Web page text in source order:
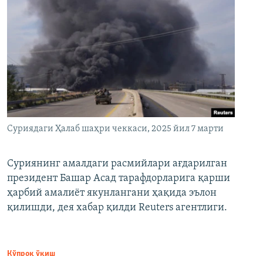
Суриядаги Ҳалаб шаҳри чеккаси, 2025 йил 7 марти
Суриянинг амалдаги расмийлари ағдарилган
президент Башар Асад тарафдорларига қарши
ҳарбий амалиёт якунлангани ҳақида эълон
қилишди, дея хабар қилди Reuters агентлиги.
Кўпроқ ўқиш